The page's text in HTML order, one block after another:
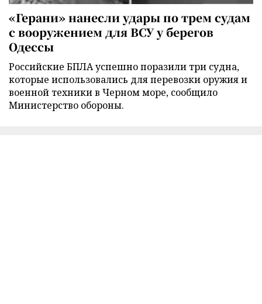
«Герани» нанесли удары по трем судам
с вооружением для ВСУ у берегов
Одессы
Российские БПЛА успешно поразили три судна,
которые использовались для перевозки оружия и
военной техники в Черном море, сообщило
Министерство обороны.